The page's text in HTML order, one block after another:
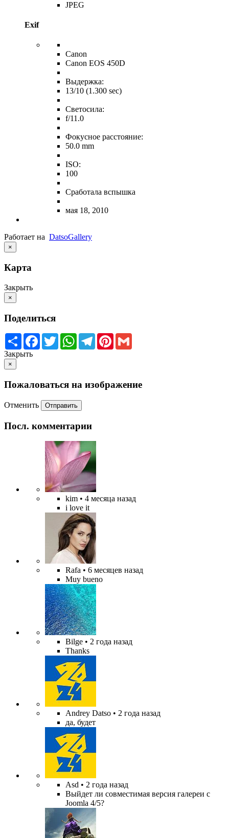
JPEG
Exif
Canon
Canon EOS 450D
Выдержка:
13/10 (1.300 sec)
Светосила:
f/11.0
Фокусное расстояние:
50.0 mm
ISO:
100
Сработала вспышка
мая 18, 2010
Работает на DatsoGallery
×
Карта
Закрыть
×
Поделиться
Share Facebook
TwitterWhatsApp
TelegramPinterest
Закрыть
×
Пожаловаться на изображение
Отменить Отправить
Посл. комментарии
kim • 4 месяца назад
i love it
Rafa • 6 месяцев назад
Muy bueno
Bilge • 2 года назад
Thanks
Andrey Datso • 2 года назад
да, будет
Asd • 2 года назад
Выйдет ли совместимая версия галереи с
Joomla 4/5?